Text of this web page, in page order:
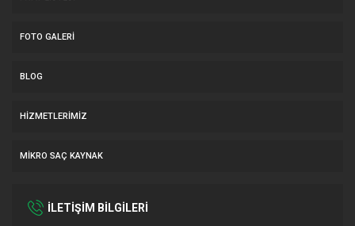
FOTO GALERI
BLOG
HIZMETLERIMIZ
MIKRO SAÇ KAYNAK
İLETİŞİM BİLGİLERİ